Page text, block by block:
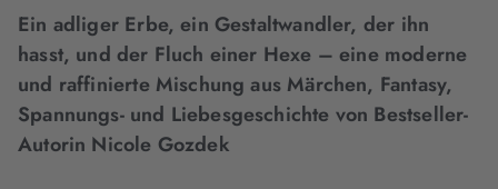
Ein adliger Erbe, ein Gestaltwandler, der ihn
hasst, und der Fluch einer Hexe – eine moderne
und raffinierte Mischung aus Märchen, Fantasy,
Spannungs- und Liebesgeschichte von Bestseller-
Autorin Nicole Gozdek